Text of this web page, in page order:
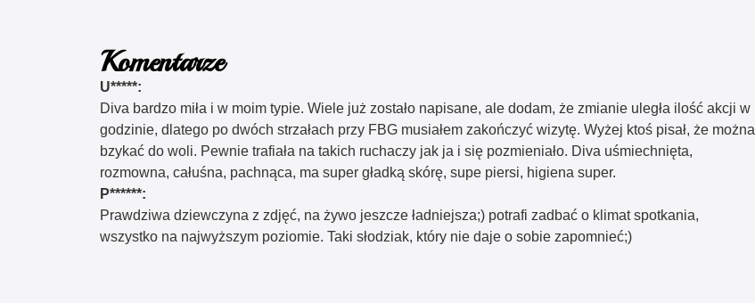
Komentarze
U*****:
Diva bardzo miła i w moim typie. Wiele już zostało napisane, ale dodam, że zmianie uległa ilość akcji w
godzinie, dlatego po dwóch strzałach przy FBG musiałem zakończyć wizytę. Wyżej ktoś pisał, że można
bzykać do woli. Pewnie trafiała na takich ruchaczy jak ja i się pozmieniało. Diva uśmiechnięta,
rozmowna, całuśna, pachnąca, ma super gładką skórę, supe piersi, higiena super.
P******:
Prawdziwa dziewczyna z zdjęć, na żywo jeszcze ładniejsza;) potrafi zadbać o klimat spotkania,
wszystko na najwyższym poziomie. Taki słodziak, który nie daje o sobie zapomnieć;)